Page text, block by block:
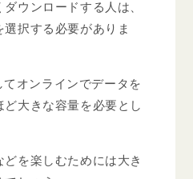
ウンロードする人は、
択する必要がありま
オンラインでデータを
大きな容量を必要とし
を楽しむためには大き